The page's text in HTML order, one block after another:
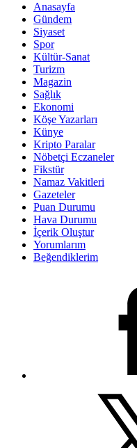
Anasayfa
Gündem
Siyaset
Spor
Kültür-Sanat
Turizm
Magazin
Sağlık
Ekonomi
Köşe Yazarları
Künye
Kripto Paralar
Nöbetçi Eczaneler
Fikstür
Namaz Vakitleri
Gazeteler
Puan Durumu
Hava Durumu
İçerik Oluştur
Yorumlarım
Beğendiklerim